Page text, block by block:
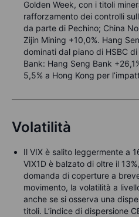
Golden Week, con i titoli
rafforzamento dei controlli
da parte di Pechino; China
Zijin Mining +10,0%. Hang
dominati dal piano di HSBC
Bank: Hang Seng Bank
5,5% a Hong Kong per
Volatilità
Il VIX è salito leggermente a
VIX1D è balzato di oltre il
domanda di coperture a
movimento, la volatilità a
anche se si osserva una
titoli. L’indice di dispersione